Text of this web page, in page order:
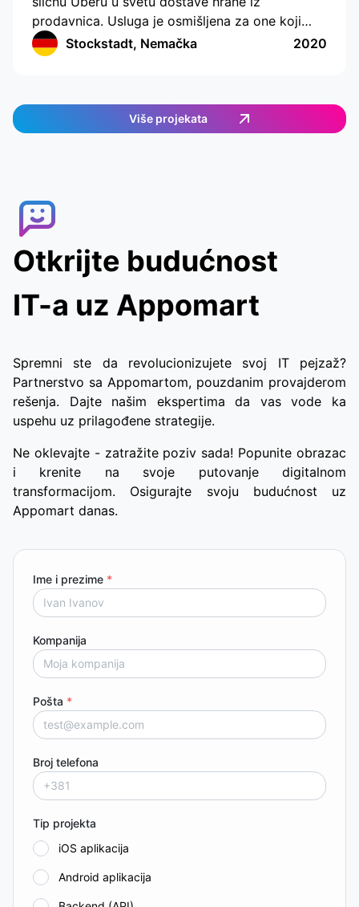
prodavnica. Usluga je osmišljena za one koji
nemaju vremena ili mogućnosti da sami kupuju
hranu. Aplikacija ima moderno sučelje s
jednostavan i efikasan način naručivanja hrane.
Korisnici mogu odabrati željene artikle, a zatim
brzo i praktično dobijanje hrane.
Stockstadt, Nemačka 2020
Više projekata
Otkrijte budućnost
IT-a uz Appomart
Spremni ste da revolucionizujete svoj IT pejzaž?
Partnerstvo sa Appomartom, pouzdanim provajderom
rešenja. Dajte našim ekspertima da vas vode ka
uspehu uz prilagođene strategije.
Ne oklevajte - zatražite poziv sada! Popunite obrazac
i krenite na svoje putovanje digitalnom
transformacijom. Osigurajte svoju budućnost uz
Appomart danas.
Ime i prezime *
Kompanija
Pošta *
Broj telefona
Tip projekta
iOS aplikacija
Android aplikacija